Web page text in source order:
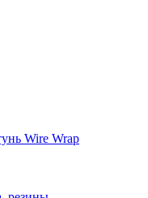
Wire Wrap